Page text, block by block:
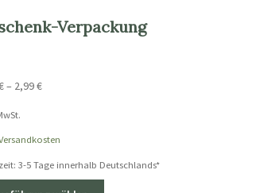
Verpackung
– 2,99€
3-5 Tage innerhalb Deutschlands*